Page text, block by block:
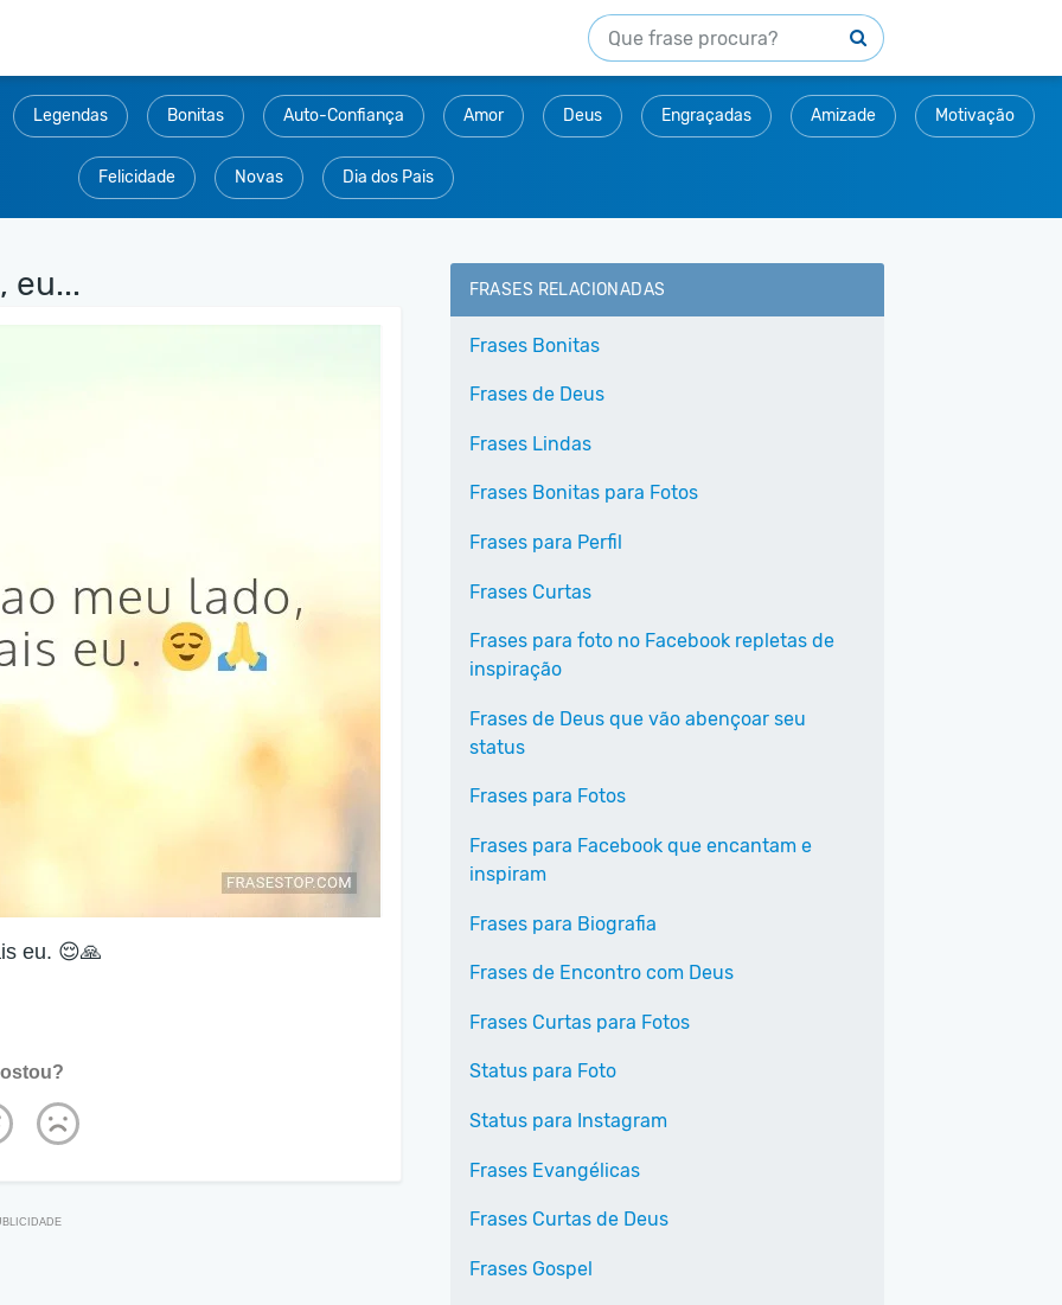
Legendas Bonitas Auto-Confiança Amor Deus Engraçadas Amizade Motivação
Felicidade Novas Dia dos Pais
eu...
eu. 😌🙏
FRASES RELACIONADAS
Frases Bonitas
Frases de Deus
Frases Lindas
Frases Bonitas para Fotos
Frases para Perfil
Frases Curtas
Frases para foto no Facebook repletas de
inspiração
Frases de Deus que vão abençoar seu
status
Frases para Fotos
Frases para Facebook que encantam e
inspiram
Frases para Biografia
Frases de Encontro com Deus
Frases Curtas para Fotos
Status para Foto
Status para Instagram
Frases Evangélicas
Frases Curtas de Deus
Frases Gospel